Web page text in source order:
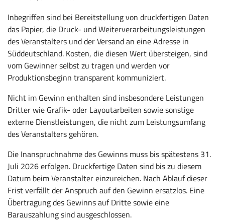
Inbegriffen sind bei Bereitstellung von druckfertigen Daten
das Papier, die Druck- und Weiterverarbeitungsleistungen
des Veranstalters und der Versand an eine Adresse in
Süddeutschland. Kosten, die diesen Wert übersteigen, sind
vom Gewinner selbst zu tragen und werden vor
Produktionsbeginn transparent kommuniziert.
Nicht im Gewinn enthalten sind insbesondere Leistungen
Dritter wie Grafik- oder Layoutarbeiten sowie sonstige
externe Dienstleistungen, die nicht zum Leistungsumfang
des Veranstalters gehören.
Die Inanspruchnahme des Gewinns muss bis spätestens 31.
Juli 2026 erfolgen. Druckfertige Daten sind bis zu diesem
Datum beim Veranstalter einzureichen. Nach Ablauf dieser
Frist verfällt der Anspruch auf den Gewinn ersatzlos. Eine
Übertragung des Gewinns auf Dritte sowie eine
Barauszahlung sind ausgeschlossen.